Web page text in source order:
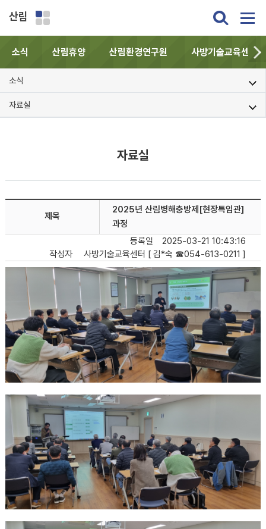
산림
소식 산림휴양 산림환경연구원 사방기술교육센터
소식
자료실
자료실
제목
2025년 산림병해충방제[현장특임관]
과정
등록일
2025-03-21 10:43:16
작성자
사방기술교육센터 [ 김*숙 ☎054-613-0211 ]